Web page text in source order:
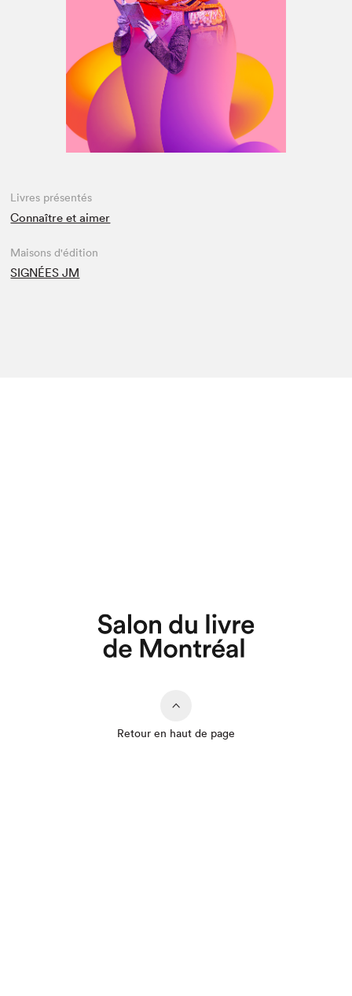
Espace médias
Livres présentés
Connaître et aimer
Maisons d'édition
SIGNÉES JM
Retour en haut de page